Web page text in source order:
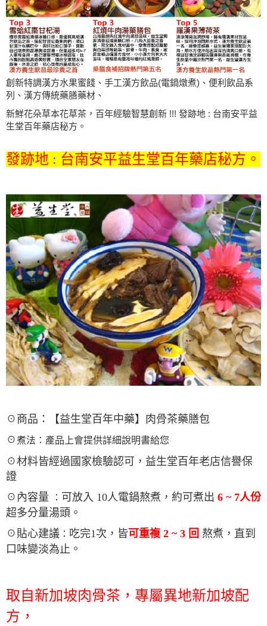
創新特調漢方水果蜜餞、手工漢方飲品(電鍋燉煮)、便利飲品系
列、漢方傳統藥膳藥材、
新鮮花朵草本花草茶，百年經驗智慧創新 !!! 發跡地 : 台南安平益
生堂百年藥店秘方。
發跡地 : 台南安平益生堂百年藥店秘方。
☉商品：【益生堂百年中藥】肉骨茶藥膳包
☉煮法：產品上會提供詳細說明書給您
☉材料皆經過國家檢驗認可，益生堂百年老店信譽保
證
☉內容量
： 可放入 10人電鍋熬煮，約可煮出 6 ~ 7人份
超多分量湯頭。
☉貼心建議 ： 吃完1次，皆可重複 2 ~ 3 回 熬煮，直到
口味變淡為止。
取自新加坡肉骨茶，專屬異地新加坡配
方，